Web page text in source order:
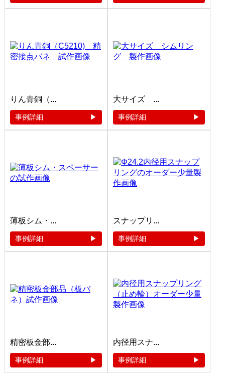
りん青銅（...
事例詳細
大サイズ ...
事例詳細
薄板シム・...
事例詳細
スナップリ...
事例詳細
精密板金部...
事例詳細
内径用スナ...
事例詳細